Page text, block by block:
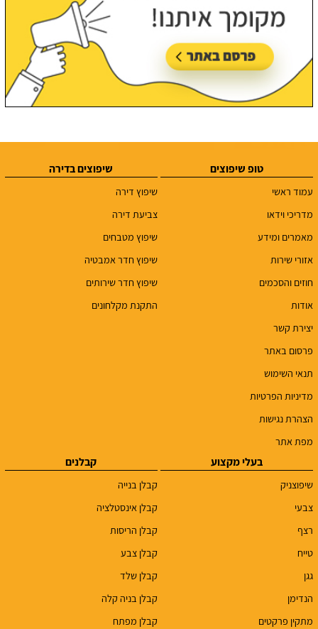
טופ שיפוצים
עמוד ראשי
מדריכי וידאו
מאמרים ומידע
אזורי שירות
חוזים והסכמים
אודות
יצירת קשר
פרסום באתר
תנאי השימוש
מדיניות הפרטיות
הצהרת נגישות
מפת אתר
שיפוצים בדירה
שיפוץ דירה
צביעת דירה
שיפוץ מטבחים
שיפוץ חדר אמבטיה
שיפוץ חדר שירותים
התקנת מקלחונים
בעלי מקצוע
שיפוצניק
צבעי
רצף
טייח
גגן
הנדימן
מתקין פרקטים
קבלנים
קבלן בנייה
קבלן אינסטלציה
קבלן הריסות
קבלן צבע
קבלן שלד
קבלן בניה קלה
קבלן מפתח